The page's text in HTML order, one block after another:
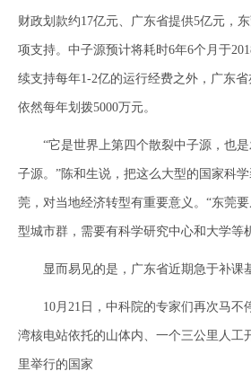
财政划款约17亿元、广东省提供5亿元，
项支持。中子源预计将耗时6年6个月于
续支持每年1-2亿的运行经费之外，广东省
依然每年划拨5000万元。
“它是世界上第四个散裂中子源，也是
子源。”陈和生说，把这么大型的国家科
莞，对当地经济转型有重要意义。“东莞
型城市群，需要有科学研究中心和大学等
显而易见的是，广东省近期急于补课基
10月21日，中科院的专家们再次马不
湾核电站依托的山体内、一个三公里人工
里举行的国家